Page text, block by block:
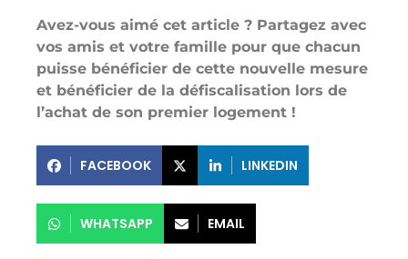
Avez-vous aimé cet article ? Partagez avec
vos amis et votre famille pour que chacun
puisse bénéficier de cette nouvelle mesure
et bénéficier de la défiscalisation lors de
l’achat de son premier logement !
FACEBOOK LINKEDIN
WHATSAPP EMAIL